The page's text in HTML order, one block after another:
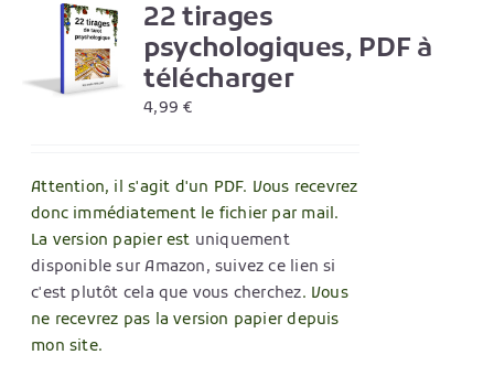
22 tirages
psychologiques, PDF à
télécharger
4,99€
Attention, il s'agit d'un PDF. Vous recevrez
donc immédiatement le fichier par mail.
La version papier est uniquement
disponible sur Amazon, suivez ce lien si
c'est plutôt cela que vous cherchez. Vous
ne recevrez pas la version papier depuis
mon site.